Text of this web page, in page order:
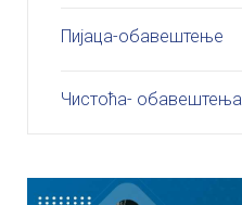
Пијаца-обавештење
Чистоћа- обавештења